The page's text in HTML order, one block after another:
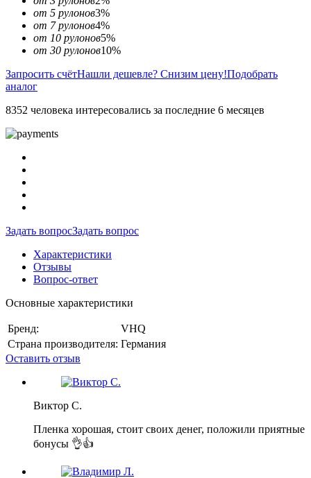
от 5 рулонов3%
от 7 рулонов4%
от 10 рулонов5%
от 30 рулонов10%
Запросить счётНашли дешевле? Снизим цену!Подобрать
аналог
8352 человека интересовались за последние 6 месяцев
Задать вопросЗадать вопрос
Характеристики
Отзывы
Вопрос-ответ
Основные характеристики
Бренд:
VHQ
Страна производителя: Германия
Оставить отзыв
Виктор С.
Пленка хорошая, стоит своих денег, положили приятные
бонусы 👌👍